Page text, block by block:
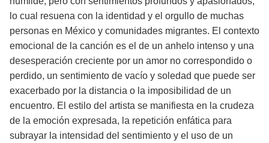
lo cual resuena con la identidad y el orgullo de muchas
personas en México y comunidades migrantes. El contexto
emocional de la canción es el de un anhelo intenso y una
desesperación creciente por un amor no correspondido o
perdido, un sentimiento de vacío y soledad que puede ser
exacerbado por la distancia o la imposibilidad de un
encuentro. El estilo del artista se manifiesta en la crudeza
de la emoción expresada, la repetición enfática para
subrayar la intensidad del sentimiento y el uso de un